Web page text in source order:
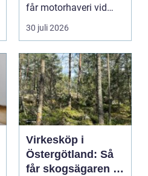
får motorhaveri vid
hållplatsen eller ...
30 juli 2026
Virkesköp i
Östergötland: Så
får skogsägaren ut